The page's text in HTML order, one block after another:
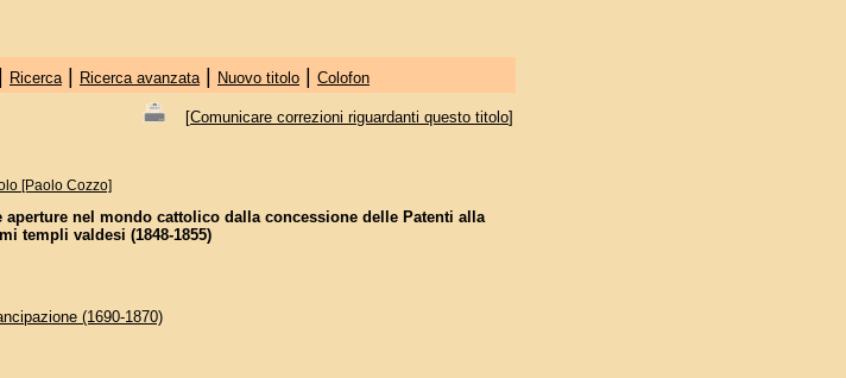
Ricerca| Ricerca avanzata| Nuovo titolo| Colofon
[Comunicare correzioni riguardanti questo titolo]
[Paolo Cozzo]
aperture nel mondo cattolico dalla concessione delle Patenti alla
templi valdesi (1848-1855)
(1690-1870)